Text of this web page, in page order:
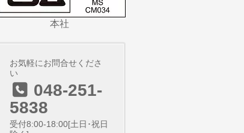
本社
お気軽にお問合せくださ
い
048-251-
5838
受付8:00-18:00[土日･祝日